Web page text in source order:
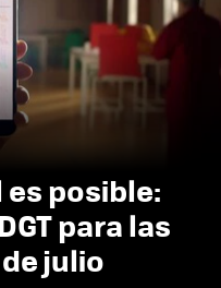
posible:
para las
julio